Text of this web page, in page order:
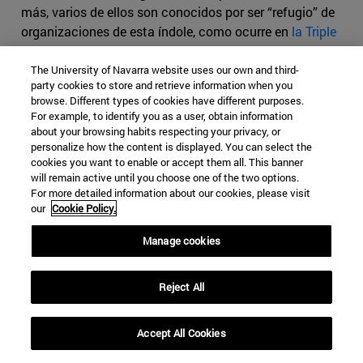
más, varios de ellos son conocidos por ser “refugio” de
organizaciones de esta índole, como ocurre en la Triple
Frontera, la zona de contacto entre las fronteras de
Argentina, Brasil y Paraguay. Lo que sucede en ese área
se debe en gran medida a la falta de legislación directa y
efectiva contra el terrorismo organizado por parte de los
gobiernos nacionales.
En el caso de Brasil, al igual que ocurre en algunos de
sus países vecinos, la falta de una legislación
antiterrorista se debe al temor histórico por parte de los
partidos de izquierda a su posible en contra de
movimientos sociales de cierto carácter agresivo. En
Brasil, esto se vio ya reflejado en transición política de
finales de la década de 1980, cuando hubo una clara
Partido dos Trabalhadores
entonces bajo el mando de Luiz Inácio “Lula” da Silva,
en contra de todo intento de introducir el concepto
antiterrrorista en la legislación. Curiosamente, la misma
The University of Navarra website uses our own and third-
party cookies to store and retrieve information when you
browse. Different types of cookies have different purposes.
For example, to identify you as a user, obtain information
about your browsing habits respecting your privacy, or
personalize how the content is displayed. You can select the
cookies you want to enable or accept them all. This banner
will remain active until you choose one of the two options.
For more detailed information about our cookies, please visit
our Cookie Policy.
Manage cookies
Reject All
Accept All Cookies